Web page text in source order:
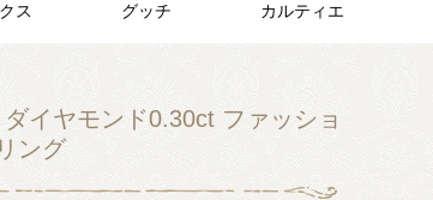
ス グッチ カルティエ
イヤモンド0.30ct ファッショ
ング